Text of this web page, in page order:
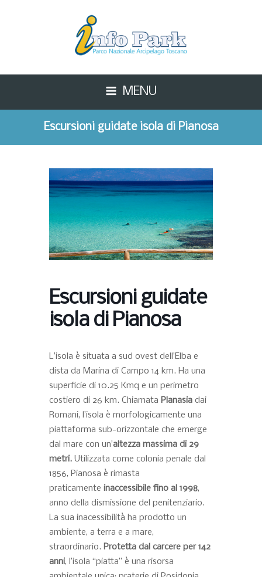
MENU
Escursioni guidate isola di Pianosa
Escursioni guidate
isola di Pianosa
L’isola è situata a sud ovest dell’Elba e
dista da Marina di Campo 14 km. Ha una
superficie di 10.25 Kmq e un perimetro
costiero di 26 km. Chiamata Planasia dai
Romani, l’isola è morfologicamente una
piattaforma sub-orizzontale che emerge
dal mare con un’altezza massima di 29
metri. Utilizzata come colonia penale dal
1856, Pianosa è rimasta
praticamente inaccessibile fino al 1998,
anno della dismissione del penitenziario.
La sua inacessibilità ha prodotto un
ambiente, a terra e a mare,
straordinario. Protetta dal carcere per 142
anni, l’isola “piatta” è una risorsa